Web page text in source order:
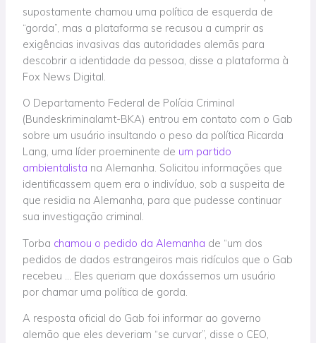
supostamente chamou uma política de esquerda de
“gorda”, mas a plataforma se recusou a cumprir as
exigências invasivas das autoridades alemãs para
descobrir a identidade da pessoa, disse a plataforma à
Fox News Digital.
O Departamento Federal de Polícia Criminal
(Bundeskriminalamt-BKA) entrou em contato com o Gab
sobre um usuário insultando o peso da política Ricarda
Lang, uma líder proeminente de um partido
ambientalista na Alemanha. Solicitou informações que
identificassem quem era o indivíduo, sob a suspeita de
que residia na Alemanha, para que pudesse continuar
sua investigação criminal.
Torba chamou o pedido da Alemanha de “um dos
pedidos de dados estrangeiros mais ridículos que o Gab
recebeu … Eles queriam que doxássemos um usuário
por chamar uma política de gorda.
A resposta oficial do Gab foi informar ao governo
alemão que eles deveriam “se curvar”, disse o CEO,